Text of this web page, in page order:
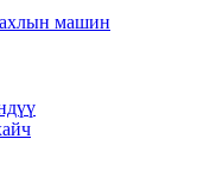
машин